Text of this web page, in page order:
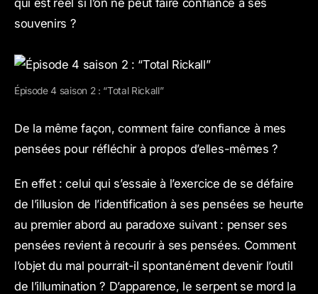
souvenirs ?
Épisode 4 saison 2 : “Total Rickall”
De la même façon, comment faire confiance à mes
pensées pour réfléchir à propos d’elles-mêmes ?
En effet : celui qui s’essaie à l’exercice de se défaire
de l’illusion de l’identification à ses pensées se heurte
au premier abord au paradoxe suivant : penser ses
pensées revient à recourir à ses pensées. Comment
l’objet du mal pourrait-il spontanément devenir l’outil
de l’illumination ? D’apparence, le serpent se mord la